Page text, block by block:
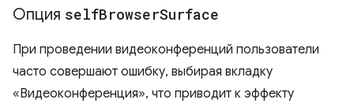
Опция selfBrowserSurface
При проведении видеоконференций пользователи
часто совершают ошибку, выбирая вкладку
«Видеоконференция», что приводит к эффекту